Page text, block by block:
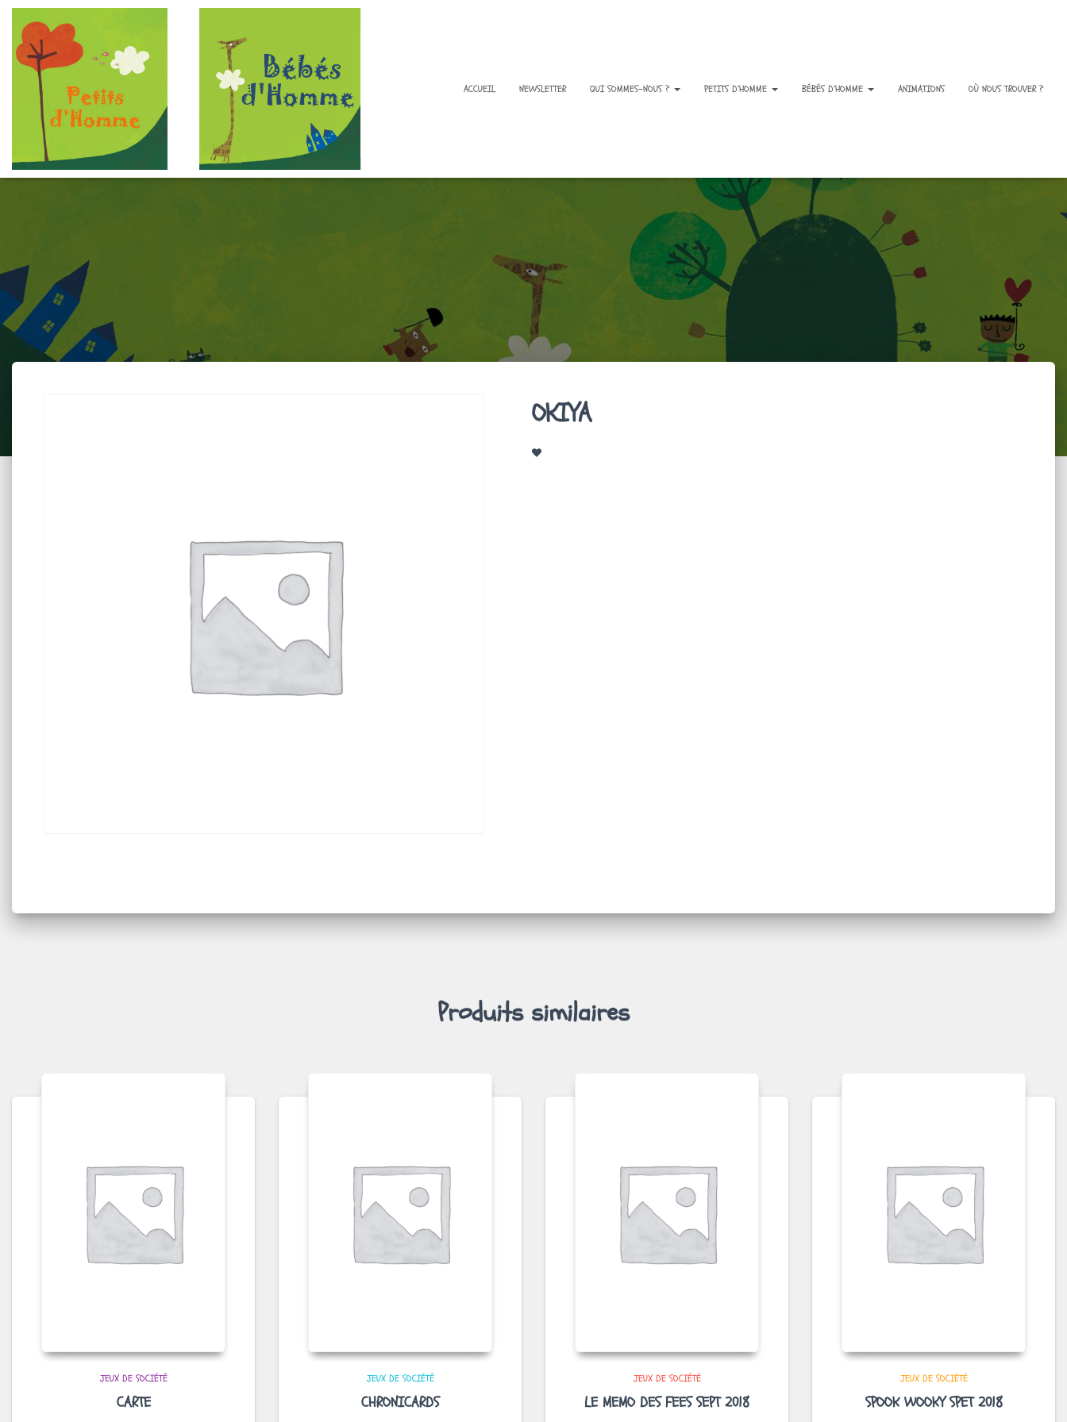
ACCUEIL NEWSLETTER QUI SOMMES-NOUS ? PETITS D’HOMME BÉBÉS D’HOMME ANIMATIONS OÙ NOUS TROUVER ?
OKIYA
Produits similaires
JEUX DE SOCIÉTÉ
CARTE
JEUX DE SOCIÉTÉ
CHRONICARDS
JEUX DE SOCIÉTÉ
LE MEMO DES FEES SEPT 2018
JEUX DE SOCIÉTÉ
SPOOK WOOKY SPET 2018